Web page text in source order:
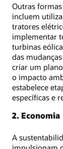
Outras
incluem
tratores
implementar
turbinas
das
criar um
o impacto
estabelece
específicas e
2. Economia
A